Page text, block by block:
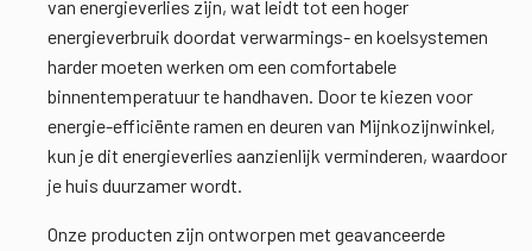
van energieverlies zijn, wat leidt tot een hoger
energieverbruik doordat verwarmings- en koelsystemen
harder moeten werken om een comfortabele
binnentemperatuur te handhaven. Door te kiezen voor
energie-efficiënte ramen en deuren van Mijnkozijnwinkel,
kun je dit energieverlies aanzienlijk verminderen, waardoor
je huis duurzamer wordt.
Onze producten zijn ontworpen met geavanceerde